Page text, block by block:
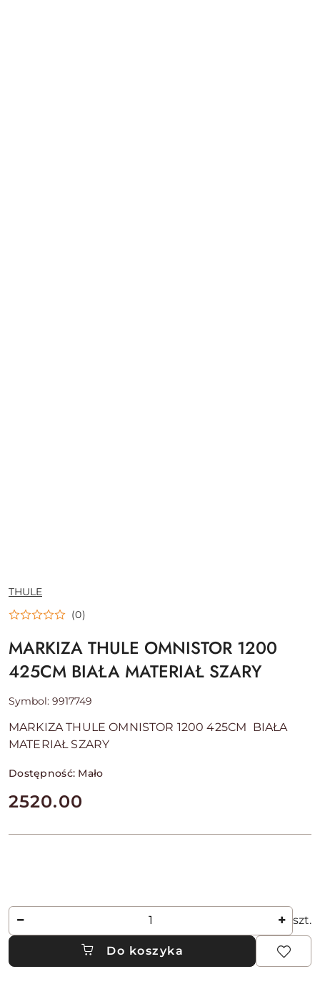
NAZWA
PRODUCENTA:
THULE
(0)
MARKIZA THULE OMNISTOR 1200
425CM BIAŁA MATERIAŁ SZARY
Symbol: 9917749
MARKIZA THULE OMNISTOR 1200 425CM BIAŁA
MATERIAŁ SZARY
Dostępność: Mało
cena:
2520.00
Ilość szt.
Do koszyka